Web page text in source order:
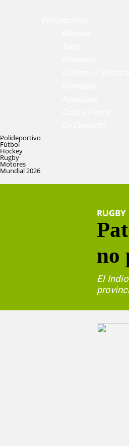
Polideportivo
Fútbol
Hockey
Rugby
Motores
Mundial 2026
RUGBY
no
El